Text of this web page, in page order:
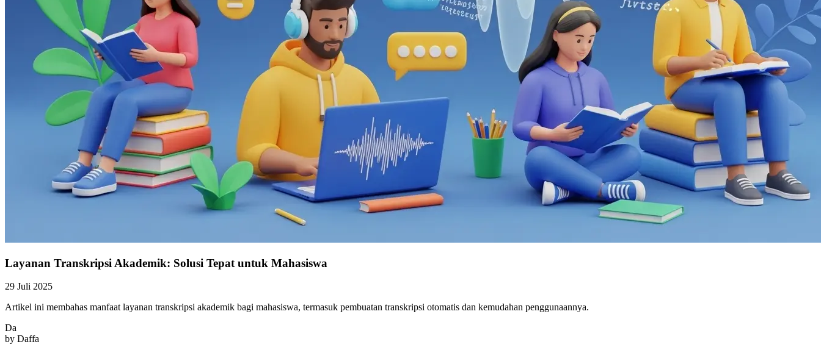
Layanan Transkripsi Akademik: Solusi Tepat untuk Mahasiswa
29 Juli 2025
Artikel ini membahas manfaat layanan transkripsi akademik bagi mahasiswa, termasuk pembuatan transkripsi otomatis dan kemudahan penggunaannya.
Da
by Daffa